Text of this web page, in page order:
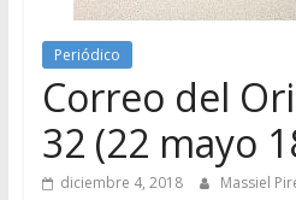
Periódico
Correo del
32 (22 mayo
diciembre 4, 2018 Massiel